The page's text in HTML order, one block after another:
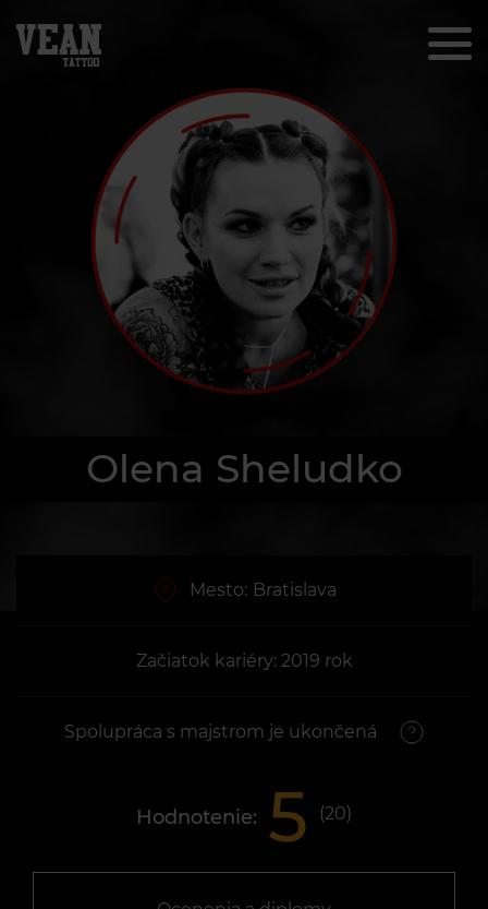
Olena Sheludko
Mesto: Bratislava
Začiatok kariéry: 2019 rok
Spolupráca s majstrom je ukončená
Hodnotenie: 5 (20)